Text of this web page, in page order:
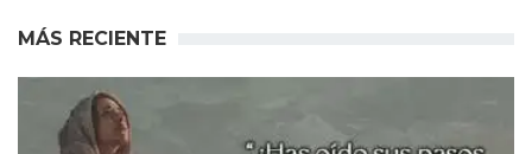
MÁS RECIENTE